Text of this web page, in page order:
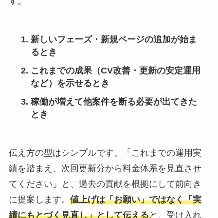
新しいフェーズ・新規ページの追加が始ま
るとき
これまでの成果（CV改善・更新の安定運用
など）を示せるとき
稼働が増えて他案件を断る必要が出てきた
とき
伝え方の型はシンプルです。「これまでの運用実
績を踏まえ、次回更新分から料金体系を見直させ
てください」と、過去の貢献を根拠にして前向き
に提案します。 値上げは「お願い」ではなく「実
績にもとづく見直し」として伝えると、受け入れ